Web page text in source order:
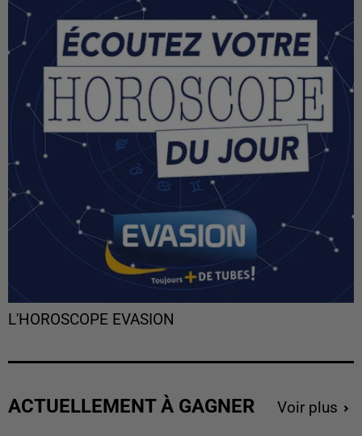
L'HOROSCOPE EVASION
ACTUELLEMENT À GAGNER Voir plus